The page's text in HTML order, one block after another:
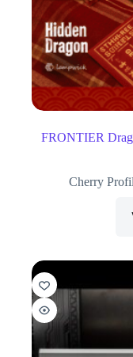
FRONTIER
Cherry